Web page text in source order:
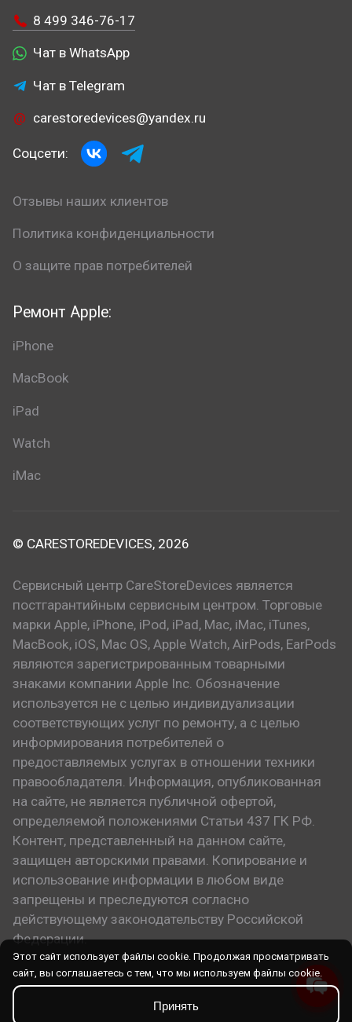
Ремонт Apple:
iPhone
MacBook
iPad
Watch
iMac
8 499 346-76-17
Чат в WhatsApp
Чат в Telegram
carestoredevices@yandex.ru
Соцсети:
Отзывы наших клиентов
Политика конфиденциальности
О защите прав потребителей
© CARESTOREDEVICES, 2026
Сервисный центр CareStoreDevices является
постгарантийным сервисным центром. Торговые
марки Apple, iPhone, iPod, iPad, Mac, iMac, iTunes,
MacBook, iOS, Mac OS, Apple Watch, AirPods, EarPods
являются зарегистрированным товарными
знаками компании Apple Inc. Обозначение
используется не с целью индивидуализации
соответствующих услуг по ремонту, а с целью
информирования потребителей о
предоставляемых услугах в отношении техники
правообладателя. Информация, опубликованная
на сайте, не является публичной офертой,
определяемой положениями Статьи 437 ГК РФ.
Контент, представленный на данном сайте,
защищен авторскими правами. Копирование и
использование информации в любом виде
запрещены и преследуются согласно
действующему законодательству Российской
Федерации.
Этот сайт использует файлы cookie. Продолжая просматривать
сайт, вы соглашаетесь с тем, что мы используем файлы cookie.
Принять